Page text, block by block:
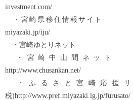
investment.com/
・宮崎県移住情報サイ
miyazaki.jp/iju/
・宮崎ゆとりネット
・宮崎中山
http://www.chusankan.net/
・ふるさと宮崎応援
税)http://www.pref.miyazaki.lg.jp/furusato/